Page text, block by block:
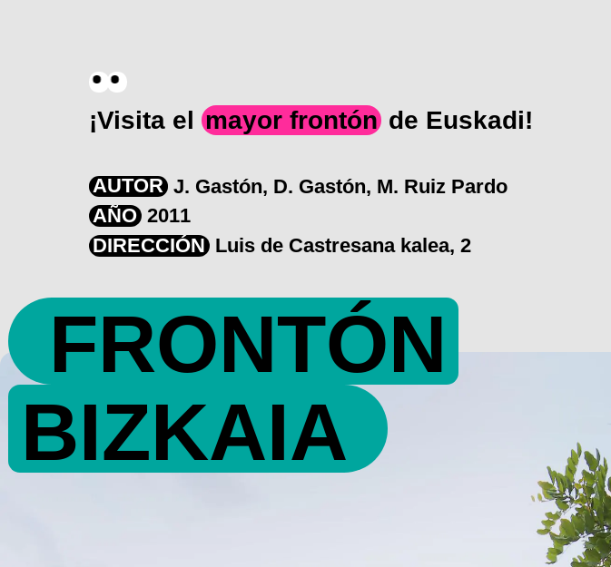
¡Visita el mayor frontón de Euskadi!
AUTORJ. Gastón, D. Gastón, M. Ruiz Pardo
AÑO2011
DIRECCIÓNLuis de Castresana kalea, 2
FRONTÓN
BIZKAIA